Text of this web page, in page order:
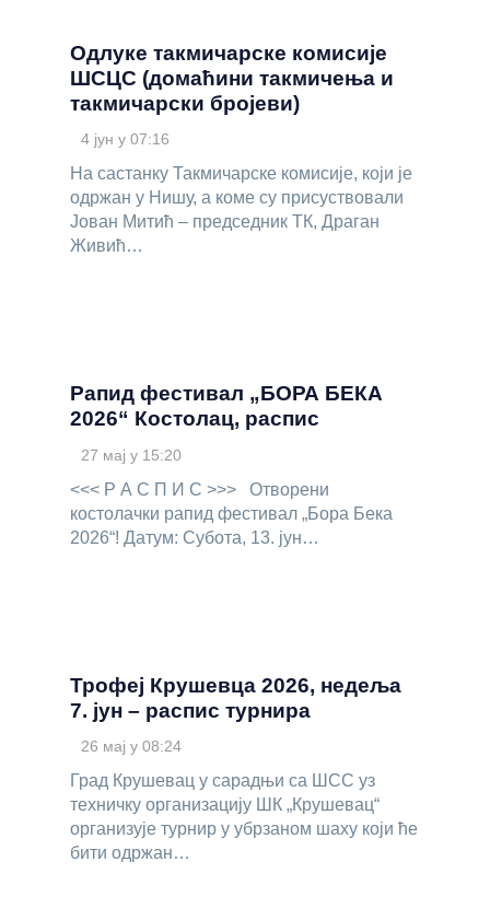
Одлуке такмичарске комисије
ШСЦС (домаћини такмичења и
такмичарски бројеви)
4 јун у 07:16
На састанку Такмичарске комисије, који је
одржан у Нишу, а коме су присуствовали
Јован Митић – председник ТК, Драган
Живић…
Рапид фестивал „БОРА БЕКА
2026“ Костолац, распис
27 мај у 15:20
<<< Р А С П И С >>> Отворени
костолачки рапид фестивал „Бора Бека
2026“! Датум: Субота, 13. јун…
Трофеј Крушевца 2026, недеља
7. јун – распис турнира
26 мај у 08:24
Град Крушевац у сарадњи са ШСС уз
техничку организацију ШК „Крушевац“
организује турнир у убрзаном шаху који ће
бити одржан…